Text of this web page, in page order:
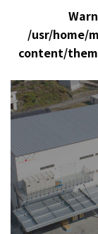
/usr/home/
content/